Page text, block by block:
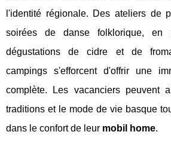
l'identité régionale. Des ateliers de
soirées de danse folklorique, en
dégustations de cidre et de
campings s'efforcent d'offrir une
complète. Les vacanciers peuvent
traditions et le mode de vie basque
dans le confort de leur mobil home.